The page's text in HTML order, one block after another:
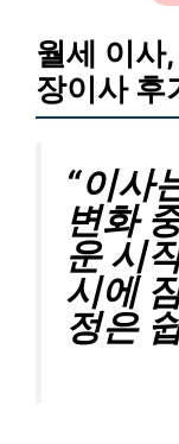
월세 이사
장이사 후
“이사
변화
운 시
시에
정은